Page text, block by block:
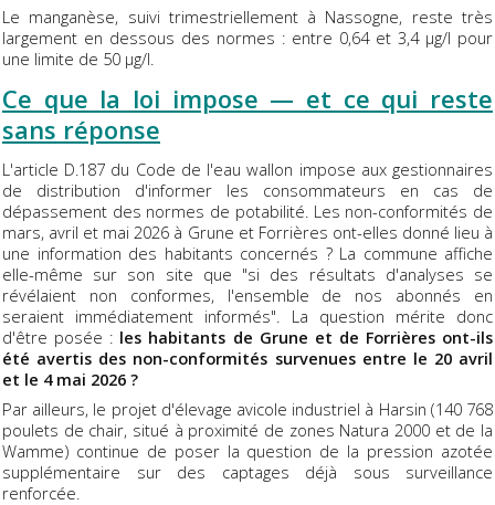
Le manganèse, suivi trimestriellement à Nassogne, reste très
largement en dessous des normes : entre 0,64 et 3,4 µg/l pour
une limite de 50 µg/l.
Ce que la loi impose — et ce qui reste
sans réponse
L'article D.187 du Code de l'eau wallon impose aux gestionnaires
de distribution d'informer les consommateurs en cas de
dépassement des normes de potabilité. Les non-conformités de
mars, avril et mai 2026 à Grune et Forrières ont-elles donné lieu à
une information des habitants concernés ? La commune affiche
elle-même sur son site que "si des résultats d'analyses se
révélaient non conformes, l'ensemble de nos abonnés en
seraient immédiatement informés". La question mérite donc
d'être posée : les habitants de Grune et de Forrières ont-ils
été avertis des non-conformités survenues entre le 20 avril
et le 4 mai 2026 ?
Par ailleurs, le projet d'élevage avicole industriel à Harsin (140 768
poulets de chair, situé à proximité de zones Natura 2000 et de la
Wamme) continue de poser la question de la pression azotée
supplémentaire sur des captages déjà sous surveillance
renforcée.